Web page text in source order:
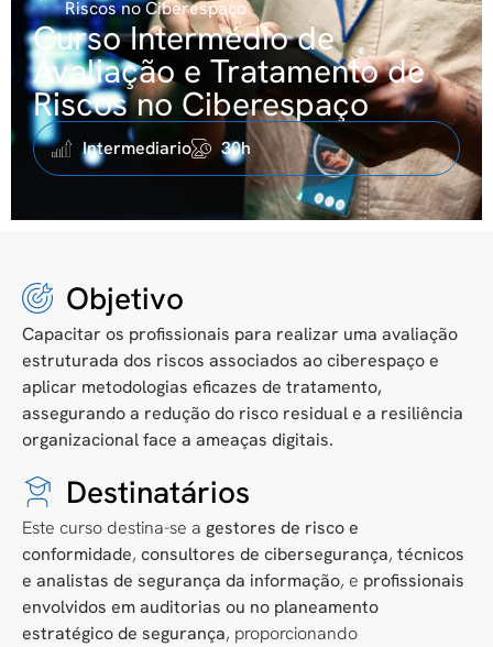
Riscos no Ciberespaço
Curso Intermédio de
Avaliação e Tratamento de
Riscos no Ciberespaço
Intermediario 30h
Objetivo
Capacitar os profissionais para realizar uma avaliação
estruturada dos riscos associados ao ciberespaço e
aplicar metodologias eficazes de tratamento,
assegurando a redução do risco residual e a resiliência
organizacional face a ameaças digitais.
Destinatários
Este curso destina-se a gestores de risco e
conformidade, consultores de cibersegurança, técnicos
e analistas de segurança da informação, e profissionais
envolvidos em auditorias ou no planeamento
estratégico de segurança, proporcionando